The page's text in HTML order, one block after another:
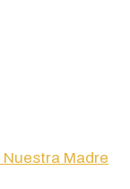
Madre